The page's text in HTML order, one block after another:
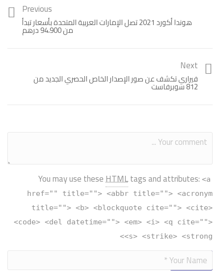
Previous
هوندا أكورد 2021 تصل الإمارات العربية المتحدة بأسعار تبدأ
من 94،900 درهم
Next
فيراري تكشف عن صور الإصدار الخاص الحصري الجديد من
812 سوبرفاست
You may use theseHTMLtags and attributes: <a
href="" title=""> <abbr title=""> <acronym
title=""> <b> <blockquote cite=""> <cite>
<code> <del datetime=""> <em> <i> <q cite="">
<s> <strike> <strong>
Alternative: